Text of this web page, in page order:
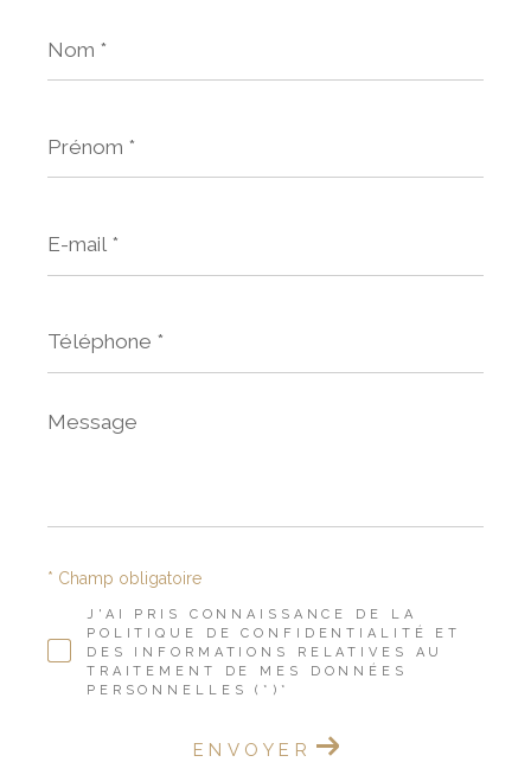
*
*
mail
*
Message
*
J'AI PRIS CONNAISSANCE DE LA
POLITIQUE DE CONFIDENTIALITÉ ET
DES INFORMATIONS RELATIVES AU
TRAITEMENT DE MES DONNÉES
PERSONNELLES (*)*
* Champ obligatoire
ENVOYER